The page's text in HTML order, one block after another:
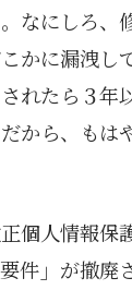
なにしろ、
かに漏洩し
れたら３年
から、もは
個人情報保
件」が撤廃